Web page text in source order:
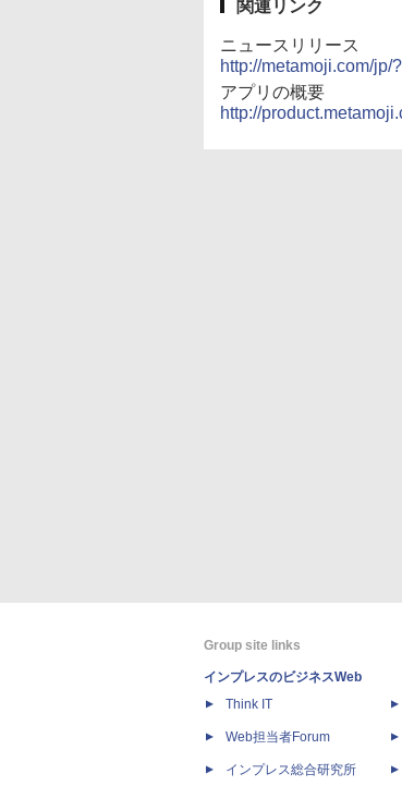
関連リンク
ニュースリリース
http://metamoji.com/jp/
アプリの概要
http://
Group site links
インプレスのビジネスWeb
Think IT
Web担当者Forum
インプレス総合研究所